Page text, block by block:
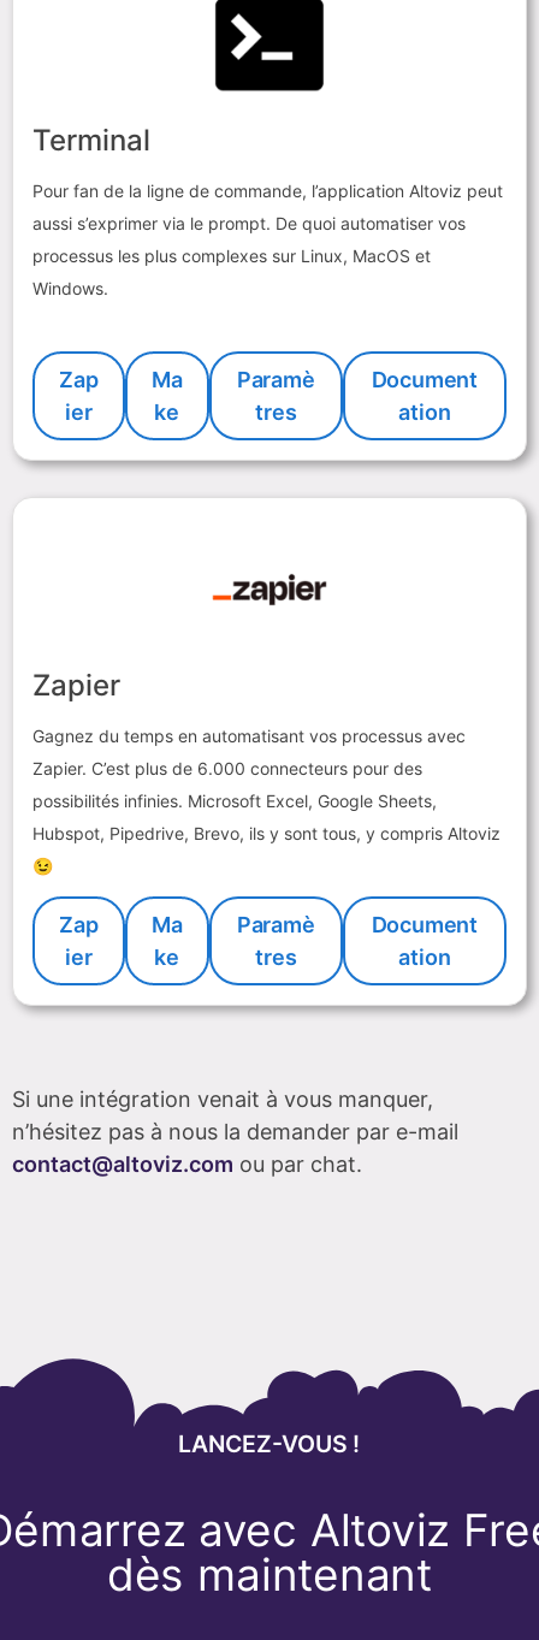
Terminal
Pour fan de la ligne de commande, l’application Altoviz peut
aussi s’exprimer via le prompt. De quoi automatiser vos
processus les plus complexes sur Linux, MacOS et
Windows.
Zap
ier
Ma
ke
Paramè
tres
Document
ation
Zapier
Gagnez du temps en automatisant vos processus avec
Zapier. C’est plus de 6.000 connecteurs pour des
possibilités infinies. Microsoft Excel, Google Sheets,
Hubspot, Pipedrive, Brevo, ils y sont tous, y compris Altoviz
😉
Zap
ier
Ma
ke
Paramè
tres
Document
ation
Si une intégration venait à vous manquer,
n’hésitez pas à nous la demander par e-mail
contact@altoviz.com ou par chat.
LANCEZ-VOUS !
avec Altoviz
dès maintenant